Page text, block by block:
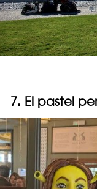
7. El pastel